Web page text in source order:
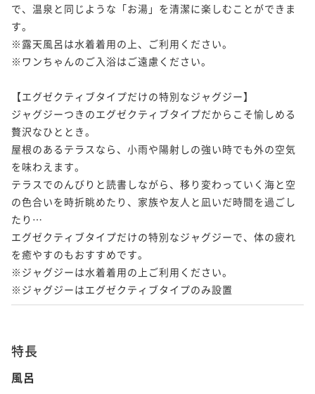
で、温泉と同じような「お湯」を清潔に楽しむことができま
す。
※露天風呂は水着着用の上、ご利用ください。
※ワンちゃんのご入浴はご遠慮ください。
【エグゼクティブタイプだけの特別なジャグジー】
ジャグジーつきのエグゼクティブタイプだからこそ愉しめる​
贅沢なひととき。
屋根のあるテラスなら、小雨や陽射しの強い時でも外の空気
を味わえます。
テラスでのんびりと読書しながら、移り変わっていく海と空
の色合いを時折眺めたり、家族や友人と凪いだ時間を過ごし
たり…
エグゼクティブタイプだけの特別なジャグジーで、体の疲れ
を癒やすのもおすすめです。
​※ジャグジーは水着着用の上ご利用ください。
※ジャグジーはエグゼクティブタイプのみ設置
特長
風呂